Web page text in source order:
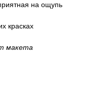
на ощупь
красках
макета